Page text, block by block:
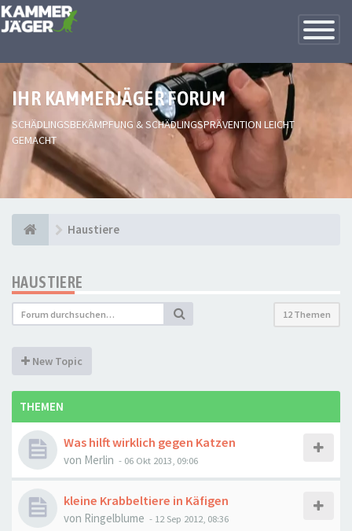
Toggle
IHR KAMMERJÄGER FORUM
SCHÄDLINGSBEKÄMPFUNG & SCHÄDLINGSPRÄVENTION LEICHT
GEMACHT
Haustiere
HAUSTIERE
12 Themen
New Topic
THEMEN
Was hilft wirklich gegen Katzen
von Merlin - 06 Okt 2013, 09:06
kleine Krabbeltiere in Käfigen
von Ringelblume - 12 Sep 2012, 08:36